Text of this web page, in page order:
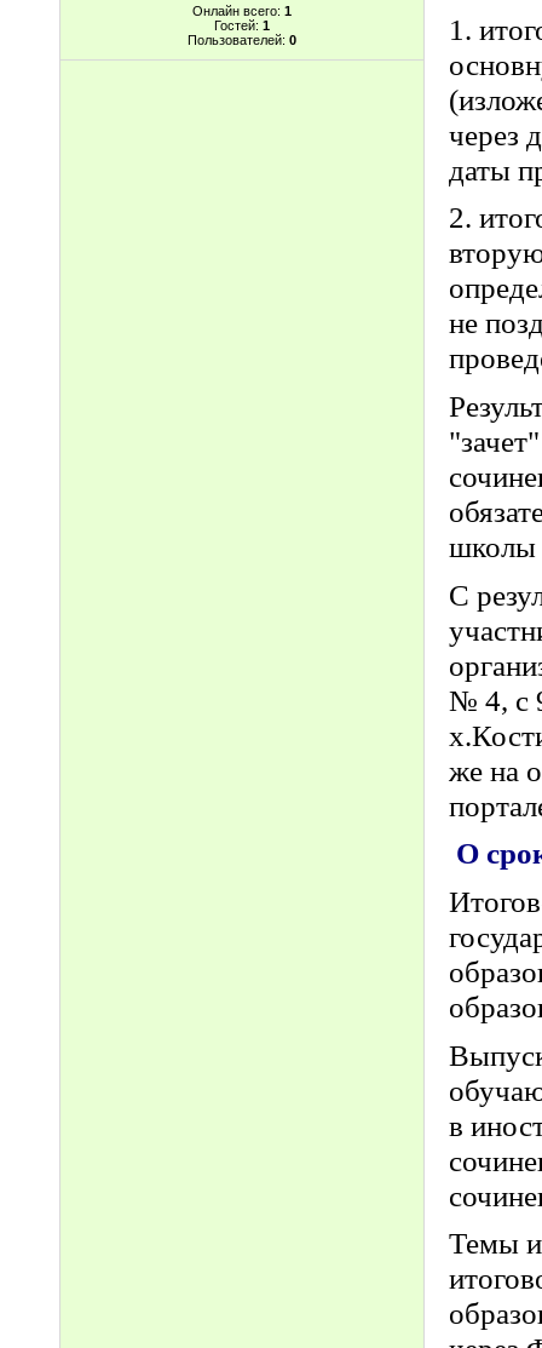
Онлайн всего: 1
Гостей: 1
Пользователей: 0
1.
через
даты
2.
не
школы
С
№ 4, с
же на
О
в
Темы